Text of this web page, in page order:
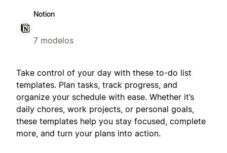
Notion
7 modelos
Take control of your day with these to-do list
templates. Plan tasks, track progress, and
organize your schedule with ease. Whether it’s
daily chores, work projects, or personal goals,
these templates help you stay focused, complete
more, and turn your plans into action.